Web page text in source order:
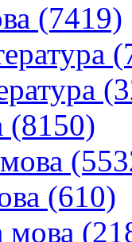
(7419)
(8150)
(610)
мова